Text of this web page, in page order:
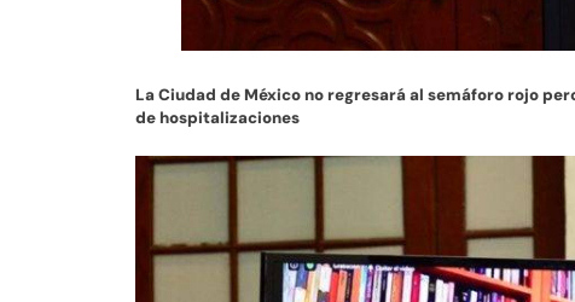
La Ciudad de México no regresará al semáforo rojo
de hospitalizaciones